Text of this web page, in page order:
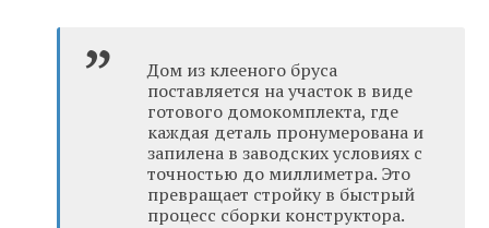
Дом из клееного бруса
поставляется на участок в виде
готового домокомплекта, где
каждая деталь пронумерована и
запилена в заводских условиях с
точностью до миллиметра. Это
превращает стройку в быстрый
процесс сборки конструктора.